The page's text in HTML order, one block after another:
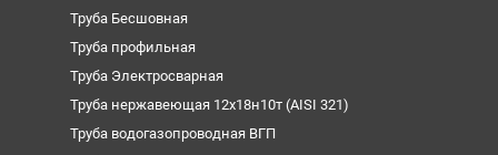
Труба Бесшовная
Труба профильная
Труба Электросварная
Труба нержавеющая 12х18н10т (AISI 321)
Труба водогазопроводная ВГП